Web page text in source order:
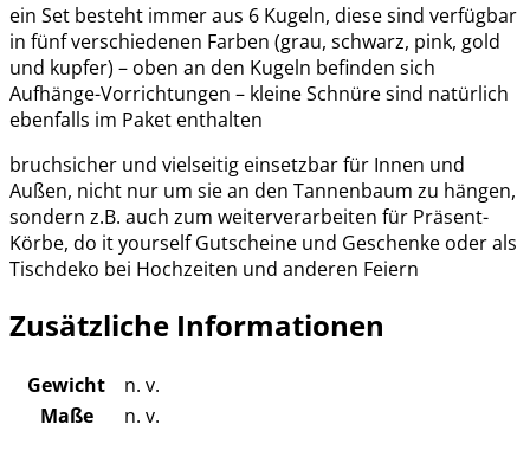
ein Set besteht immer aus 6 Kugeln, diese sind verfügbar
in fünf verschiedenen Farben (grau, schwarz, pink, gold
und kupfer) – oben an den Kugeln befinden sich
Aufhänge-Vorrichtungen – kleine Schnüre sind natürlich
ebenfalls im Paket enthalten
bruchsicher und vielseitig einsetzbar für Innen und
Außen, nicht nur um sie an den Tannenbaum zu hängen,
sondern z.B. auch zum weiterverarbeiten für Präsent-
Körbe, do it yourself Gutscheine und Geschenke oder als
Tischdeko bei Hochzeiten und anderen Feiern
Zusätzliche Informationen
Gewicht
n. v.
Maße
n. v.